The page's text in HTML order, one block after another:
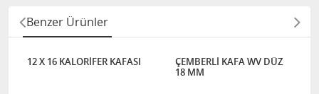
Benzer Ürünler
12 X 16 KALORİFER KAFASI
ÇEMBERLİ KAFA WV DÜZ
18 MM